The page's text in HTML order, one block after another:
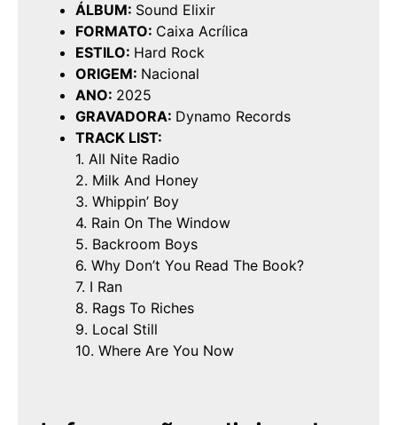
ÁLBUM: Sound Elixir
FORMATO: Caixa Acrílica
ESTILO: Hard Rock
ORIGEM: Nacional
ANO: 2025
GRAVADORA: Dynamo Records
TRACK LIST:
1. All Nite Radio
2. Milk And Honey
3. Whippin’ Boy
4. Rain On The Window
5. Backroom Boys
6. Why Don’t You Read The Book?
7. I Ran
8. Rags To Riches
9. Local Still
10. Where Are You Now